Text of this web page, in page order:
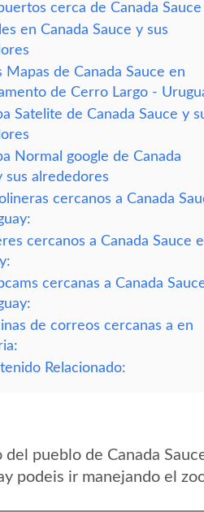
cerca de Canada Sauce
en Canada Sauce y sus
Mapas de Canada Sauce en
de Cerro Largo -
Satelite de Canada Sauce y
Normal google de Canada
sus alrededores
cercanos a Canada
cercanos a Canada Sauce
cercanas a Canada
de correos cercanas a en
Relacionado:
pueblo de Canada
podeis ir manejando el